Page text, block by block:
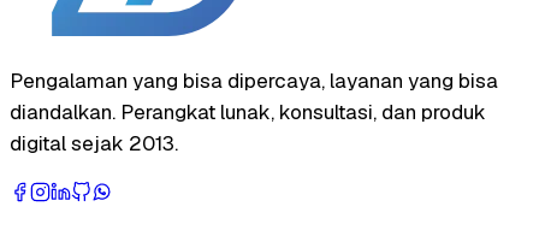
Pengalaman yang bisa dipercaya, layanan yang bisa
diandalkan. Perangkat lunak, konsultasi, dan produk
digital sejak 2013.